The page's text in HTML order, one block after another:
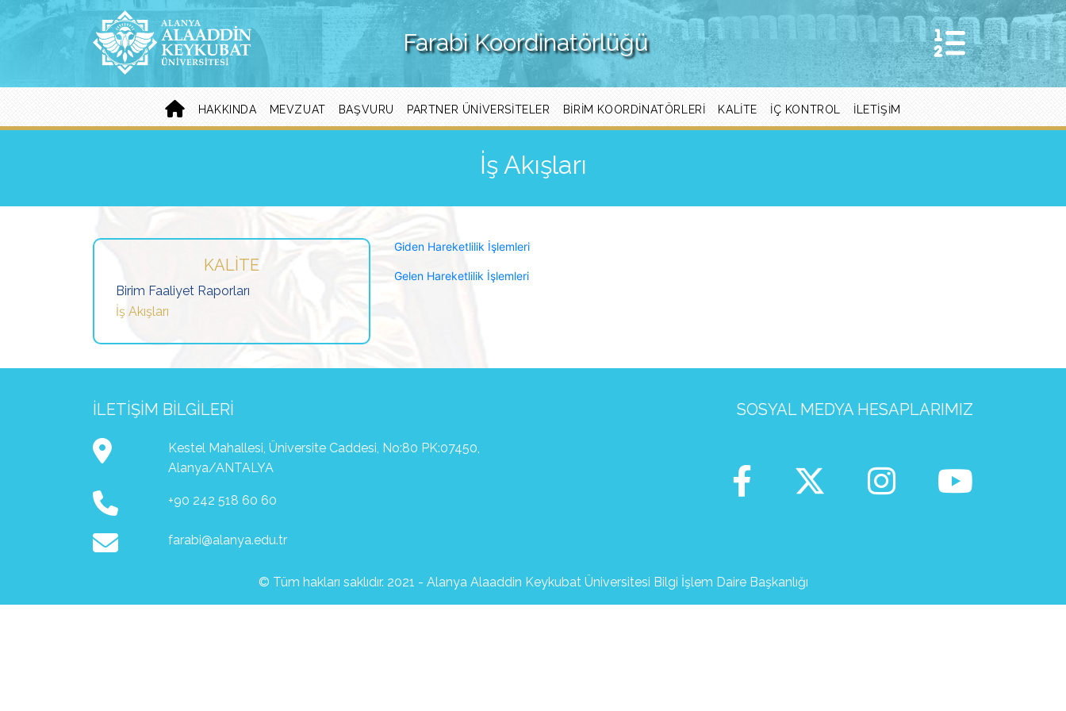
Farabi Koordinatörlüğü
HAKKINDA MEVZUAT BAŞVURU PARTNER ÜNIVERSITELER BIRIM KOORDINATÖRLERI KALITE İÇ KONTROL İLETIŞIM
İş Akışları
KALITE
Birim Faaliyet Raporları
İş Akışları
Giden Hareketlilik İşlemleri
Gelen Hareketlilik İşlemleri
İLETIŞIM BILGILERI
Kestel Mahallesi, Üniversite Caddesi, No:80 PK:07450,
Alanya/ANTALYA
+90 242 518 60 60
farabi@alanya.edu.tr
SOSYAL MEDYA HESAPLARIMIZ
© Tüm hakları saklıdır. 2021 - Alanya Alaaddin Keykubat Üniversitesi Bilgi İşlem Daire Başkanlığı